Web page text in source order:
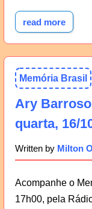
read more
Memória Brasil
Ary
quarta, 16/
Written by Milton
Acompanhe o
17h00, pela